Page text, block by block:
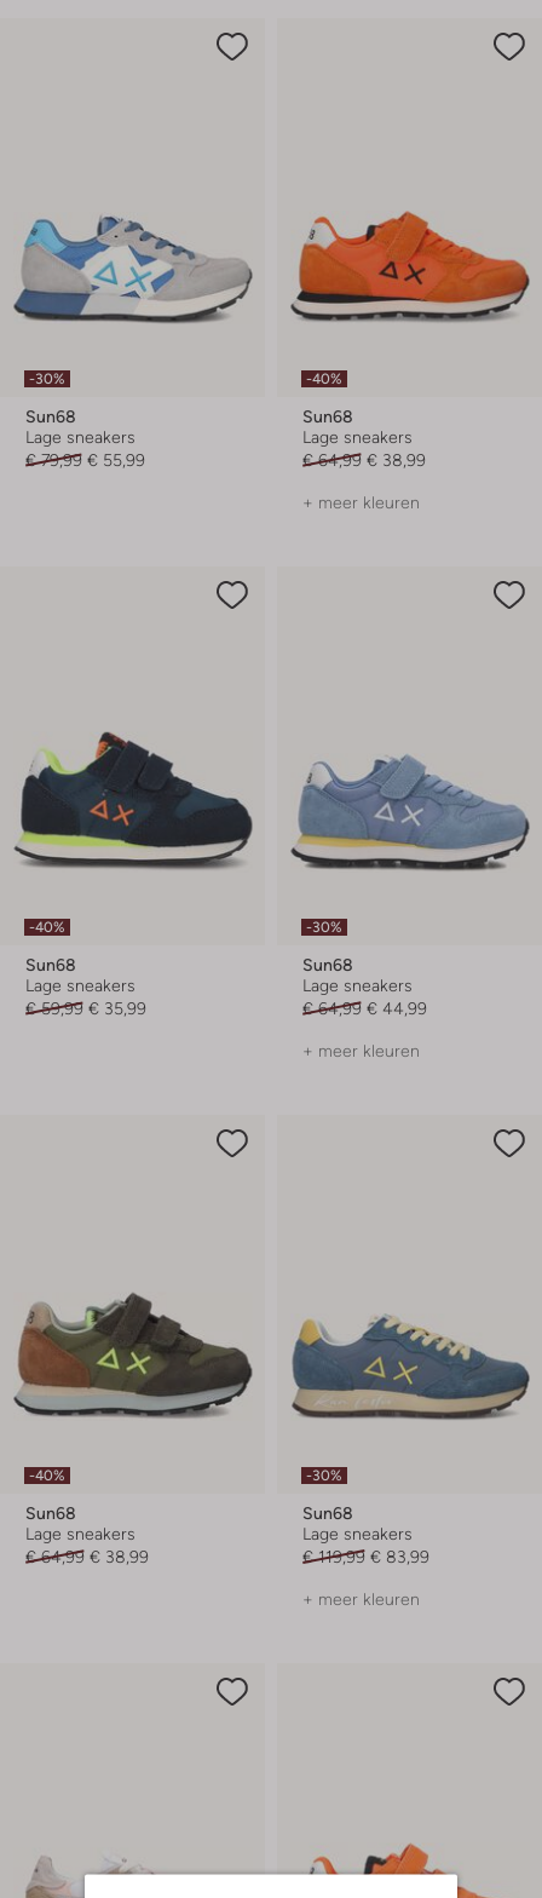
-30%
Sun68
Lage sneakers
€ 79,99 € 55,99
-40%
Sun68
Lage sneakers
€ 64,99 € 38,99
+ meer kleuren
-40%
Sun68
Lage sneakers
€ 59,99 € 35,99
-30%
Sun68
Lage sneakers
€ 64,99 € 44,99
+ meer kleuren
-40%
Sun68
Lage sneakers
€ 64,99 € 38,99
-30%
Sun68
Lage sneakers
€ 119,99 € 83,99
+ meer kleuren